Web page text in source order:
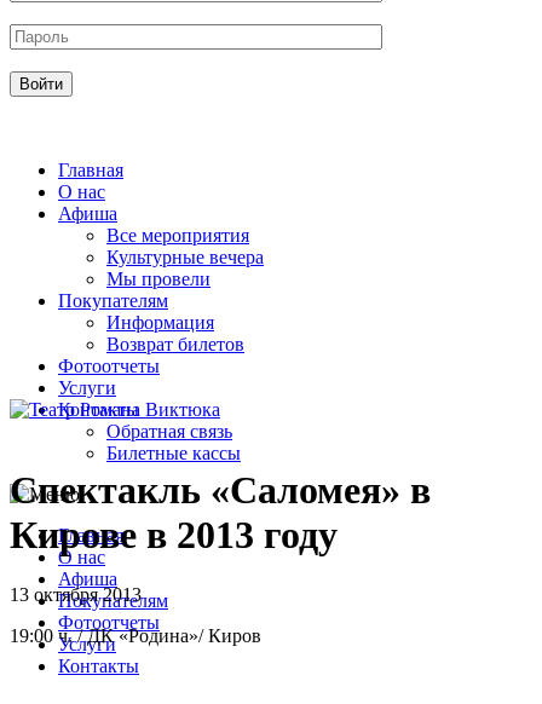
Главная
О нас
Афиша
Все мероприятия
Культурные вечера
Мы провели
Покупателям
Информация
Возврат билетов
Фотоотчеты
Услуги
Контакты
Обратная связь
Билетные кассы
Главная
О нас
Афиша
Покупателям
Фотоотчеты
Услуги
Контакты
Спектакль «Саломея» в
Кирове в 2013 году
13 октября 2013
19:00 ч./ДК «Родина»/Киров